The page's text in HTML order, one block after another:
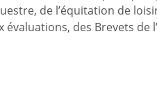
de l’équitation de
des Brevets de